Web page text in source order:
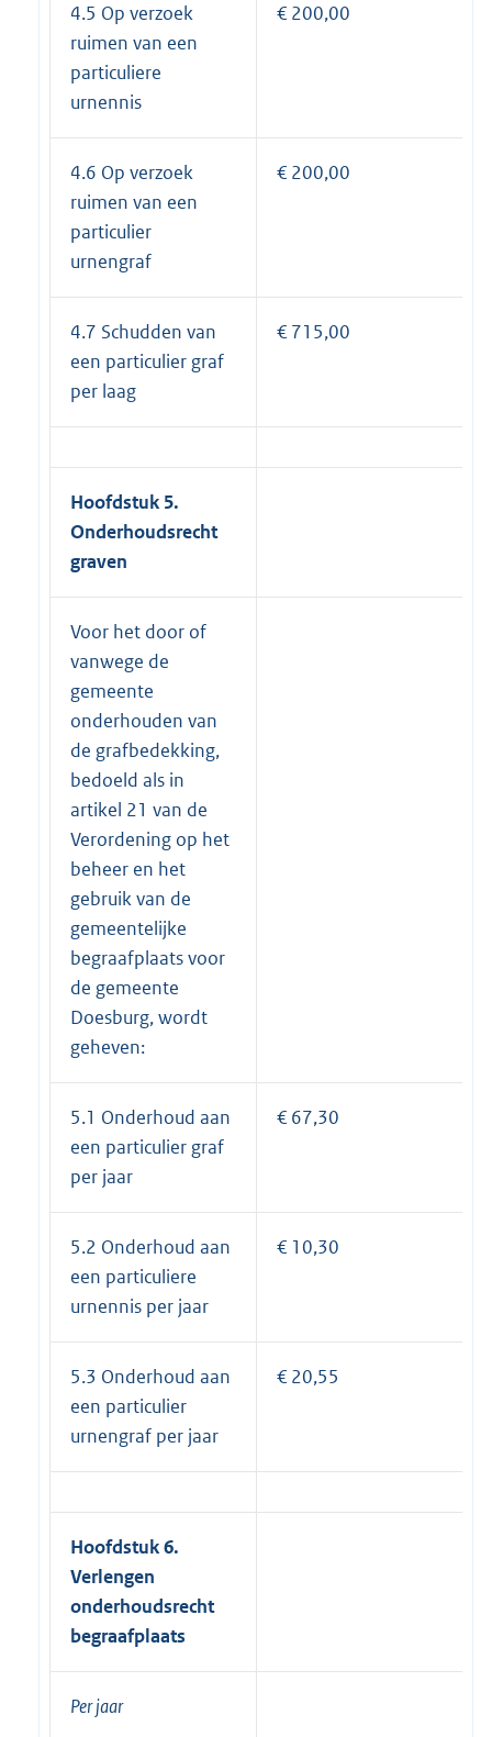
4.5 Op verzoek
ruimen van een
particuliere
urnennis
€ 200,00
4.6 Op verzoek
ruimen van een
particulier
urnengraf
€ 200,00
4.7 Schudden van
een particulier graf
per laag
€ 715,00
Hoofdstuk 5.
Onderhoudsrecht
graven
Voor het door of
vanwege de
gemeente
onderhouden van
de grafbedekking,
bedoeld als in
artikel 21 van de
Verordening op het
beheer en het
gebruik van de
gemeentelijke
begraafplaats voor
de gemeente
Doesburg, wordt
geheven:
5.1 Onderhoud aan
een particulier graf
per jaar
€ 67,30
5.2 Onderhoud aan
een particuliere
urnennis per jaar
€ 10,30
5.3 Onderhoud aan
een particulier
urnengraf per jaar
€ 20,55
Hoofdstuk 6.
Verlengen
onderhoudsrecht
begraafplaats
Per jaar